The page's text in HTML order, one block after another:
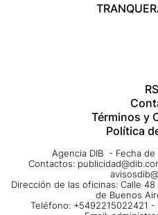
Términos y
Política
Agencia DIB - Fecha
Contactos:
Dirección de las oficinas: Calle
de Buenos
Teléfono: +5492215022421